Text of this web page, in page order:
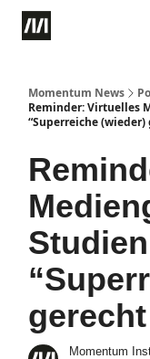
Momentum News
Reminder: Virtuelles
“Superreiche
Momentum